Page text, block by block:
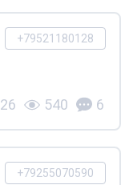
+79521180128
540 6
+79255070590